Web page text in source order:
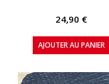
24,90 €
AJOUTER AU PANIER